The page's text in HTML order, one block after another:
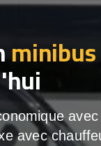
minibus
avec